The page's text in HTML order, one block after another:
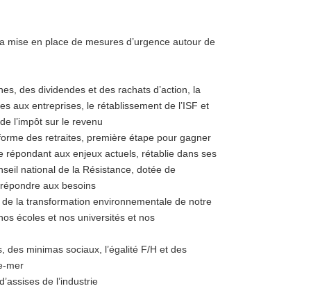
mise en place de mesures d’urgence autour de
des dividendes et des rachats d’action, la
aux entreprises, le rétablissement de l’ISF et
l’impôt sur le revenu
des retraites, première étape pour gagner
répondant aux enjeux actuels, rétablie dans ses
national de la Résistance, dotée de
aux besoins
la transformation environnementale de notre
écoles et nos universités et nos
des minimas sociaux, l’égalité F/H et des
mer
de l’industrie